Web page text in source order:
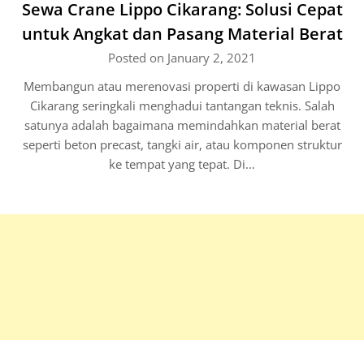
Sewa Crane Lippo Cikarang: Solusi Cepat
untuk Angkat dan Pasang Material Berat
Posted on January 2, 2021
Membangun atau merenovasi properti di kawasan Lippo
Cikarang seringkali menghadui tantangan teknis. Salah
satunya adalah bagaimana memindahkan material berat
seperti beton precast, tangki air, atau komponen struktur
ke tempat yang tepat. Di…